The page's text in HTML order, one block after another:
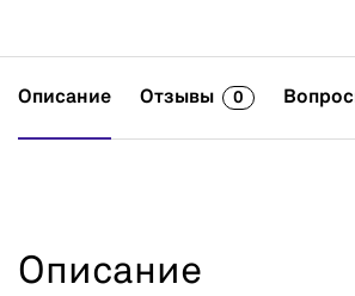
Описание Отзывы 0
Описание